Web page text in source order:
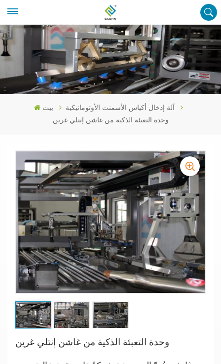
بيت
آلة إدخال أكياس الأسمنت الأوتوماتيكية
وحدة التعبئة الذكية من غاشن إنتلي غرين
وحدة التعبئة الذكية من غاشن إنتلي غرين